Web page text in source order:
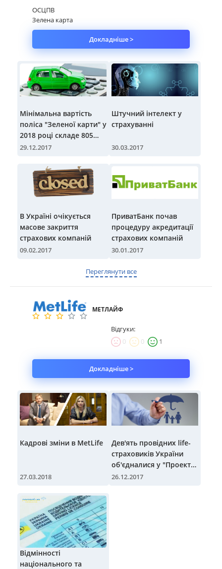
ОСЦПВ
Зелена карта
Докладніше >
Мінімальна вартість
поліса "Зеленої карти" у
2018 році складе 805
гривень
29.12.2017
Штучний інтелект у
страхуванні
30.03.2017
В Україні очікується
масове закриття
страхових компаній
09.02.2017
ПриватБанк почав
процедуру акредитації
страхових компаній
30.01.2017
Переглянути все
МЕТЛАЙФ
Відгуки:
0
0 1
Докладніше >
Кадрові зміни в MetLife
27.03.2018
Дев'ять провідних life-
страховиків України
об'єдналися у "Проект
Життя"
26.12.2017
Відмінності
національного та